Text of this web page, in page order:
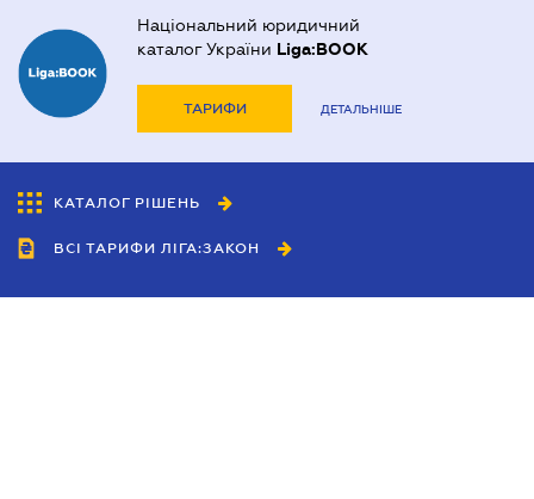
Національний юридичний
каталог України Liga:BOOK
ТАРИФИ ДЕТАЛЬНІШЕ
КАТАЛОГ РІШЕНЬ
ВСІ ТАРИФИ ЛІГА:ЗАКОН